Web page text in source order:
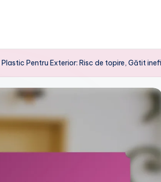
Plastic Pentru Exterior: Risc de topire, Gătit